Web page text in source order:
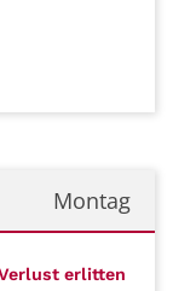
Montag
erlitten